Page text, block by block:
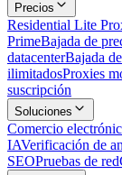
Precios
Residential Lite
PrimeBajada de
datacenterBajada
ilimitadosProxies
suscripción
Soluciones
Comercio
IAVerificación de
SEOPruebas de red